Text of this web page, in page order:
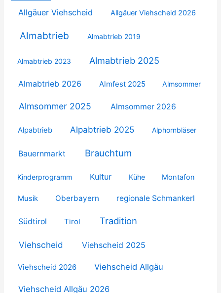
Allgäuer Viehscheid Allgäuer Viehscheid 2026
Almabtrieb Almabtrieb 2019
Almabtrieb 2023 Almabtrieb 2025
Almabtrieb 2026 Almfest 2025 Almsommer
Almsommer 2025 Almsommer 2026
Alpabtrieb Alpabtrieb 2025 Alphornbläser
Bauernmarkt Brauchtum
Kinderprogramm Kultur Kühe Montafon
Musik Oberbayern regionale Schmankerl
Südtirol Tirol Tradition
Viehscheid Viehscheid 2025
Viehscheid 2026 Viehscheid Allgäu
Viehscheid Allgäu 2026